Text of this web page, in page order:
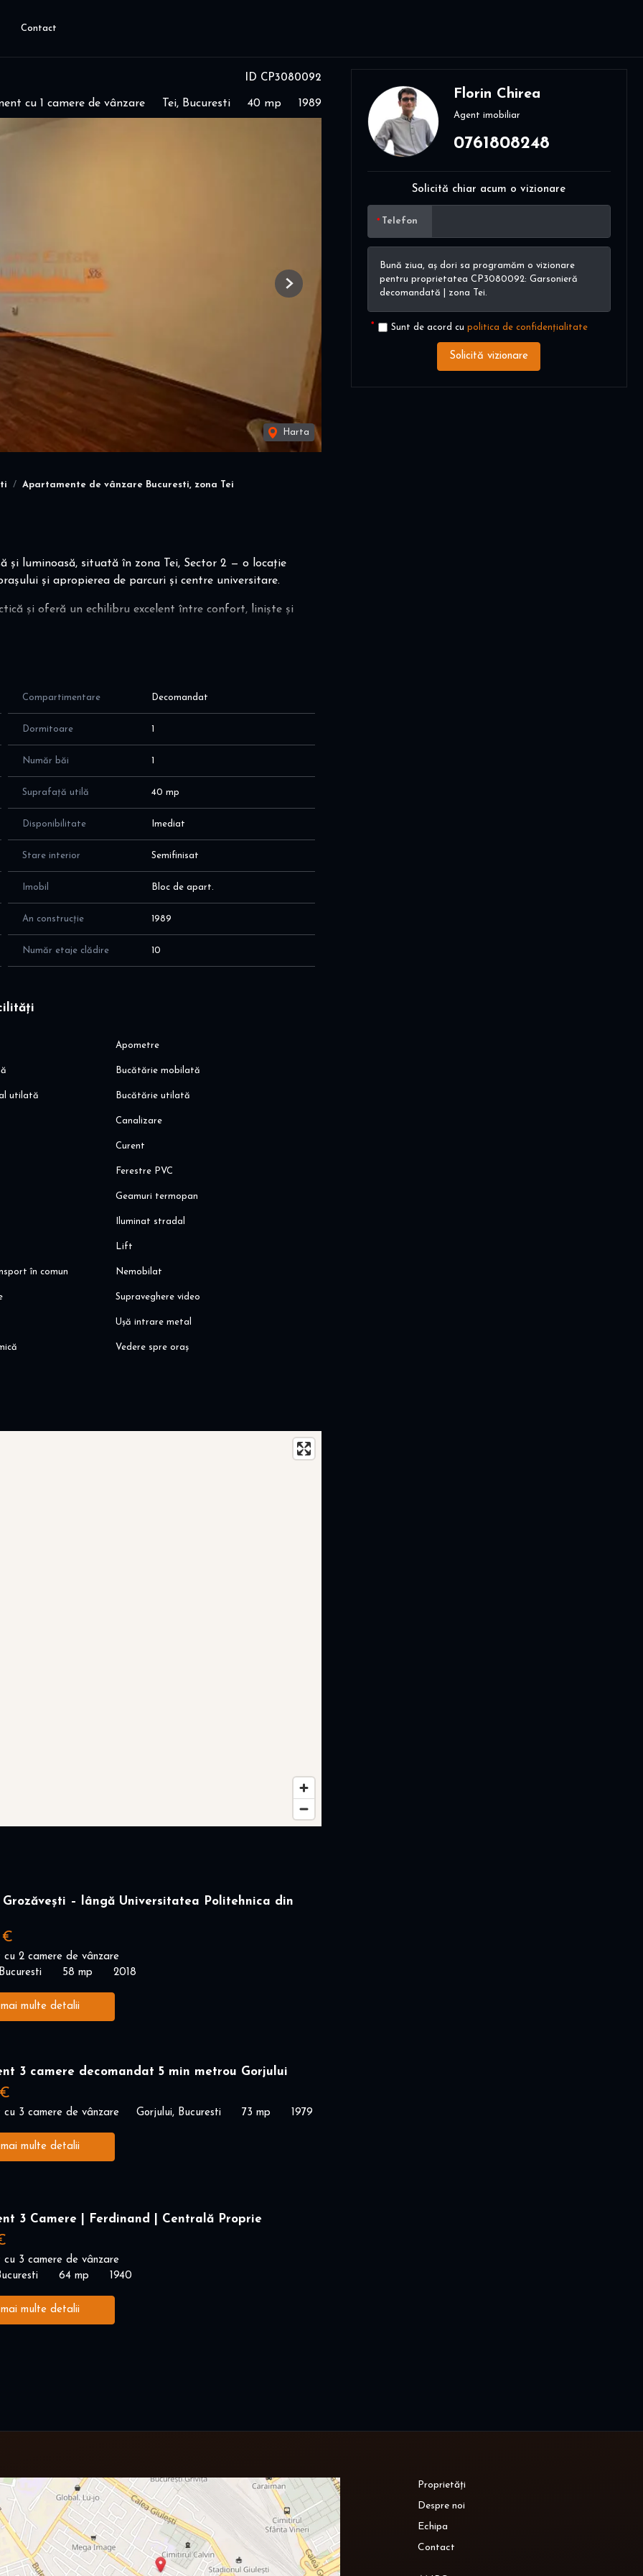
Contact
ID CP3080092
cu 1 camere de vânzare Tei, Bucuresti 40 mp 1989
Harta
Next
Apartamente de vânzare Bucuresti, zona Tei
și luminoasă, situată în zona Tei, Sector 2 — o locație
și apropierea de parcuri și centre universitare.
și oferă un echilibru excelent între confort, liniște și
preferințe)
ca spațiu de living.
Compartimentare Decomandat
Dormitoare 1
Număr băi 1
Suprafață utilă 40 mp
Disponibilitate Imediat
Stare interior Semifinisat
Imobil Bloc de apart.
An construcție 1989
Număr etaje clădire 10
Apometre
Bucătărie mobilată
utilată Bucătărie utilată
Canalizare
Curent
Ferestre PVC
Geamuri termopan
Iluminat stradal
Lift
în comun Nemobilat
Supraveghere video
Ușă intrare metal
Vedere spre oraș
Florin Chirea
Agent imobiliar
0761808248
Solicită chiar acum o vizionare
Telefon
Sunt de acord cu politica de confidențialitate
Solicită vizionare
Grozăvești – lângă Universitatea Politehnica din
€
2 camere de vânzare
58 mp 2018
mai multe detalii
3 camere decomandat 5 min metrou Gorjului
3 camere de vânzare Gorjului, Bucuresti 73 mp 1979
mai multe detalii
3 Camere | Ferdinand | Centrală Proprie
3 camere de vânzare
64 mp 1940
mai multe detalii
Proprietăți
Despre noi
Echipa
Contact